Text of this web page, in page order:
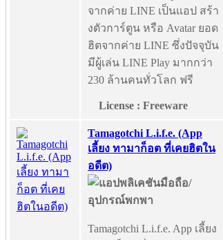
จากค่าย LINE เป็นแอป สร้า
งตัวการ์ตูน หรือ Avatar ยอด
ฮิตจากค่าย LINE ซึ่งปัจจุบัน
มีผู้เล่น LINE Play มากกว่า
230 ล้านคนทั่วโลก ฟรี
License : Freeware
Tamagotchi L.i.f.e. (App
เลี้ยง ทามาก็อต ที่เคยฮิตใน
อดีต)
Tamagotchi L.i.f.e. App เลี้ยง